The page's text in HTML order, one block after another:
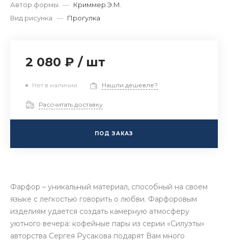
Автор формы — Криммер Э.М.
Вид рисунка — Прогулка
2 080 ₽ / шт
Нет в наличии Нашли дешевле?
Рассчитать доставку
ПОД ЗАКАЗ
Фарфор – уникальный материал, способный на своем
языке с легкостью говорить о любви. Фарфоровым
изделиям удается создать камерную атмосферу
уютного вечера: кофейные пары из серии «Силуэты»
авторства Сергея Русакова подарят Вам много